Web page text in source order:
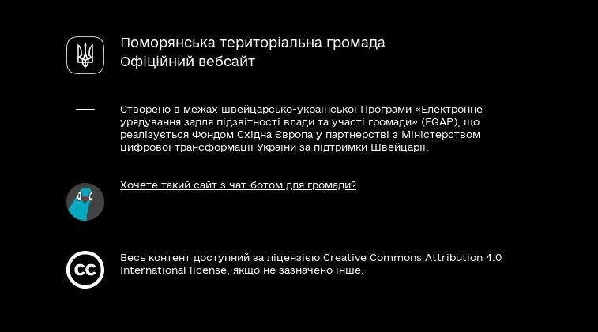
Поморянська територіальна громада
Офіційний вебсайт
Створено в межах швейцарсько-української Програми «Електронне
урядування задля підзвітності влади та участі громади» (EGAP), що
реалізується Фондом Східна Європа у партнерстві з Міністерством
цифрової трансформації України за підтримки Швейцарії.
Хочете такий сайт з чат-ботом для громади?
Весь контент доступний за ліцензією Creative Commons Attribution 4.0
International license, якщо не зазначено інше.